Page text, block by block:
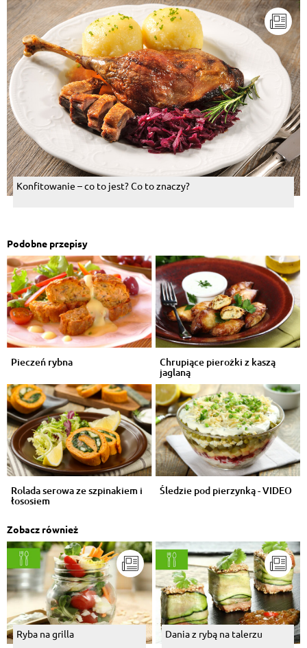
Konfitowanie – co to jest? Co to znaczy?
Podobne przepisy
Pieczeń rybna Chrupiące pierożki z kaszą
jaglaną
Rolada serowa ze szpinakiem i
łososiem
Śledzie pod pierzynką - VIDEO
Zobacz również
Ryba na grilla Dania z rybą na talerzu